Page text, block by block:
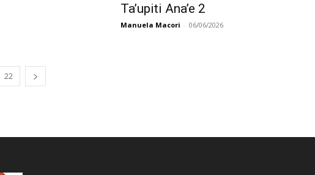
Ta’upiti Ana’e 2
Manuela Macori - 06/06/2026
22